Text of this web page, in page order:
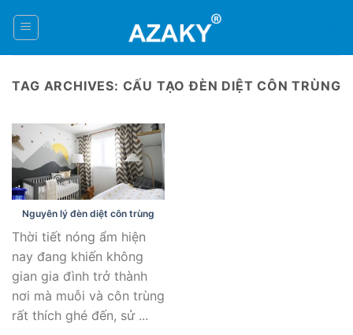
TAG ARCHIVES: CẤU TẠO ĐÈN DIỆT CÔN TRÙNG
Nguyên lý đèn diệt côn trùng
Thời tiết nóng ẩm hiện
nay đang khiến không
gian gia đình trở thành
nơi mà muỗi và côn trùng
rất thích ghé đến, sử ...